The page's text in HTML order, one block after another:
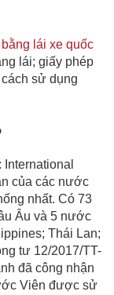
lái xe quốc
lái; giấy phép
sử dụng
của các nước
nhất. Có 73
Âu và 5 nước
Thái Lan;
tư 12/2017/TT-
đã công nhận
Viên được sử